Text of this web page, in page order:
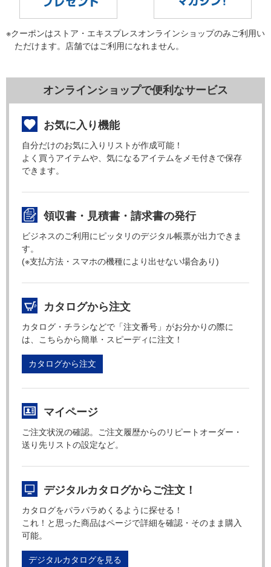
※クーポンはストア・エキスプレスオンラインショップのみご利用い
ただけます。店舗ではご利用になれません。
オンラインショップで便利なサービス
お気に入り機能
自分だけのお気に入りリストが作成可能！
よく買うアイテムや、気になるアイテムをメモ付きで保存
できます。
領収書・見積書・請求書の発行
ビジネスのご利用にピッタリのデジタル帳票が出力できま
す。
(※支払方法・スマホの機種により出せない場合あり)
カタログから注文
カタログ・チラシなどで「注文番号」がお分かりの際に
は、こちらから簡単・スピーディに注文！
カタログから注文
マイページ
ご注文状況の確認。ご注文履歴からのリピートオーダー・
送り先リストの設定など。
デジタルカタログからご注文！
カタログをパラパラめくるように探せる！
これ！と思った商品はページで詳細を確認・そのまま購入
可能。
デジタルカタログを見る